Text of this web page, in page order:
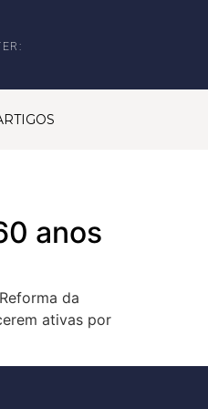
anos
da
ativas por